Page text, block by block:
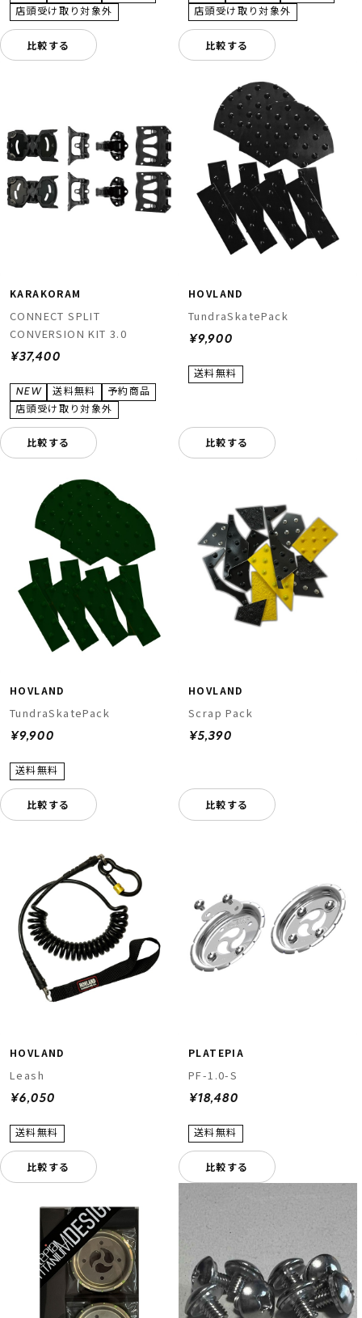
比較する 比較する
KARAKORAM
CONNECT SPLIT
CONVERSION KIT 3.0
¥37,400
比較する
HOVLAND
TundraSkatePack
¥9,900
比較する
HOVLAND
TundraSkatePack
¥9,900
比較する
HOVLAND
Scrap Pack
¥5,390
比較する
HOVLAND
Leash
¥6,050
比較する
PLATEPIA
PF-1.0-S
¥18,480
比較する